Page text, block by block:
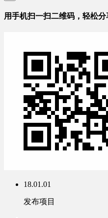
用手机扫一扫二维码，轻松分
18.01.01
发布项目